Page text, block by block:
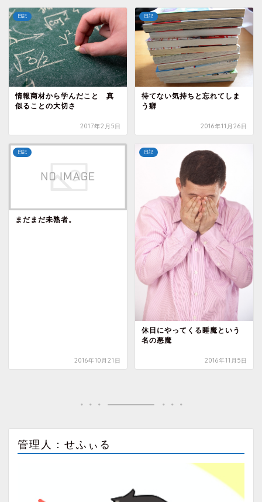
日記
情報商材から学んだこと 真
似ることの大切さ
2017年2月5日
日記
待てない気持ちと忘れてしま
う癖
2016年11月26日
日記
まだまだ未熟者。
2016年10月21日
日記
休日にやってくる睡魔という
名の悪魔
2016年11月5日
管理人：せふぃる